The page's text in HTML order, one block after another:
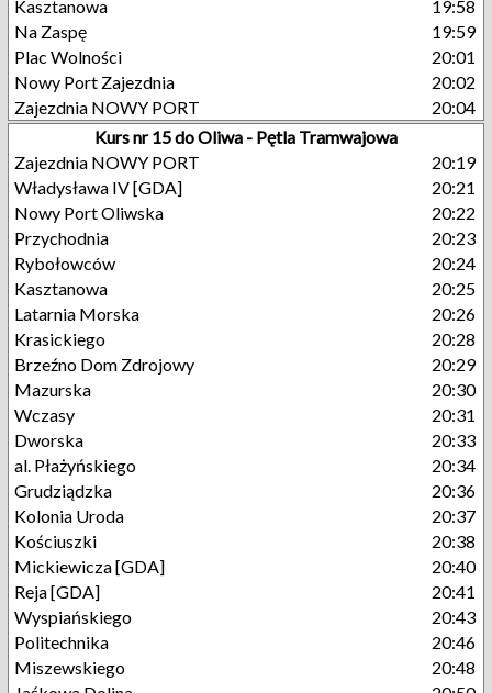
Kasztanowa
19:58
Na Zaspę
19:59
Plac Wolności
20:01
Nowy Port Zajezdnia
20:02
Zajezdnia NOWY PORT
20:04
Kurs nr 15 do Oliwa - Pętla Tramwajowa
Zajezdnia NOWY PORT
20:19
Władysława IV [GDA]
20:21
Nowy Port Oliwska
20:22
Przychodnia
20:23
Rybołowców
20:24
Kasztanowa
20:25
Latarnia Morska
20:26
Krasickiego
20:28
Brzeźno Dom Zdrojowy
20:29
Mazurska
20:30
Wczasy
20:31
Dworska
20:33
al. Płażyńskiego
20:34
Grudziądzka
20:36
Kolonia Uroda
20:37
Kościuszki
20:38
Mickiewicza [GDA]
20:40
Reja [GDA]
20:41
Wyspiańskiego
20:43
Politechnika
20:46
Miszewskiego
20:48